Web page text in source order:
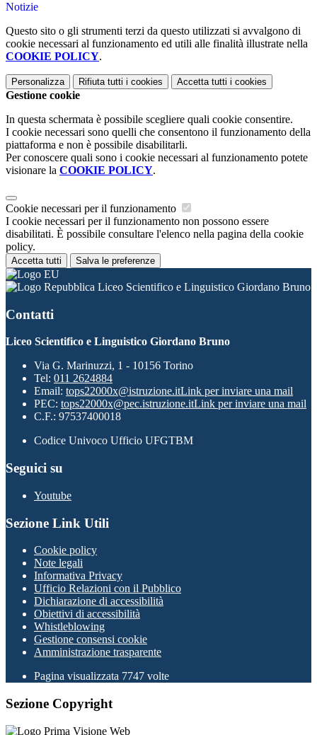
Notizie
Questo sito o gli strumenti terzi da questo utilizzati si avvalgono di
cookie necessari al funzionamento ed utili alle finalità illustrate nella
COOKIE POLICY.
Personalizza Rifiuta tutti i cookies Accetta tutti i cookies
Gestione cookie
In questa schermata è possibile scegliere quali cookie consentire.
I cookie necessari sono quelli che consentono il funzionamento della
piattaforma e non è possibile disabilitarli.
Per conoscere quali sono i cookie necessari al funzionamento potete
visionare la COOKIE POLICY.
Cookie necessari per il funzionamento
I cookie necessari per il funzionamento non possono essere
disabilitati. È possibile consultare l'elenco nella pagina della cookie
policy.
Accetta tutti Salva le preferenze
Liceo Scientifico e Linguistico Giordano Bruno
Contatti
Liceo Scientifico e Linguistico Giordano Bruno
Via G. Marinuzzi, 1 - 10156 Torino
Tel: 011 2624884
Email: tops22000x@istruzione.itLink per inviare una mail
PEC: tops22000x@pec.istruzione.itLink per inviare una mail
C.F.: 97537400018
Codice Univoco Ufficio UFGTBM
Seguici su
Youtube
Sezione Link Utili
Cookie policy
Note legali
Informativa Privacy
Ufficio Relazioni con il Pubblico
Dichiarazione di accessibilità
Obiettivi di accessibilità
Whistleblowing
Gestione consensi cookie
Amministrazione trasparente
Pagina visualizzata 7747 volte
Sezione Copyright